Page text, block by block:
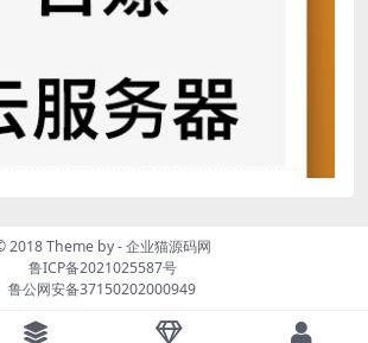
2018 Theme by -企业猫源码网
鲁ICP备2021025587号
鲁公网安备37150202000949